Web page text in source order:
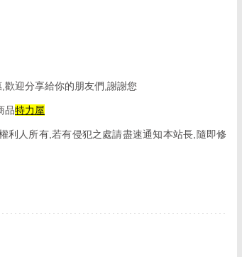
迎分享給你的朋友們,謝謝您
品特力屋
利人所有,若有侵犯之處請盡速通知本站長,隨即修